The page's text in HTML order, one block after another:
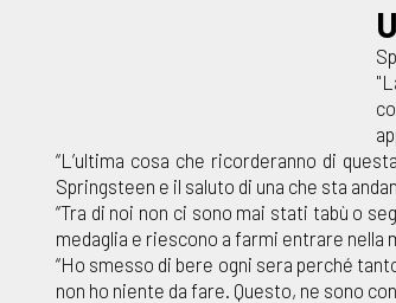
U
“L’ultima cosa che ricorderanno di
Springsteen e il saluto di una che sta
“Tra di noi non ci sono mai stati tabù o
medaglia e riescono a farmi entrare nella
“Ho smesso di bere ogni sera perché
non ho niente da fare. Questo, ne sono